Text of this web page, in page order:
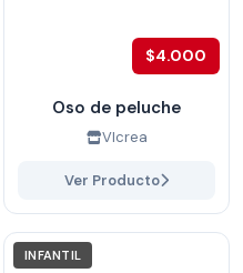
$4.000
Oso de peluche
VIcrea
Ver Producto
INFANTIL